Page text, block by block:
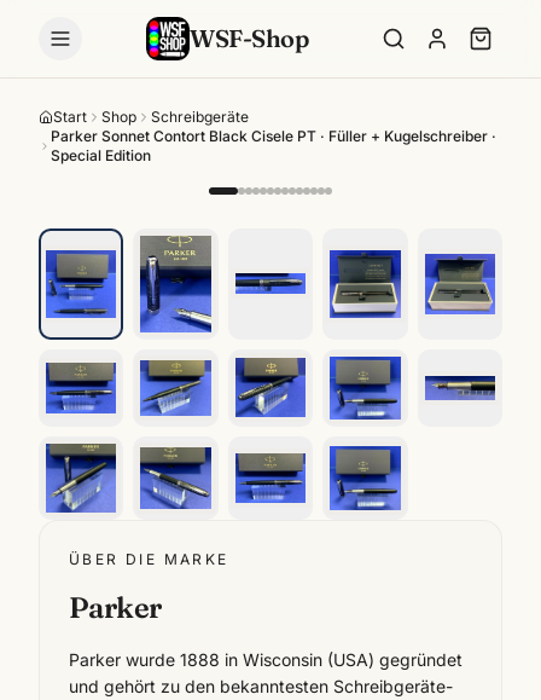
WSF-Shop
Start Shop
Schreibgeräte
Parker Sonnet Contort Black Cisele PT · Füller + Kugelschreiber ·
Special Edition
ÜBER DIE MARKE
Parker
Parker wurde 1888 in Wisconsin (USA) gegründet
und gehört zu den bekanntesten Schreibgeräte-